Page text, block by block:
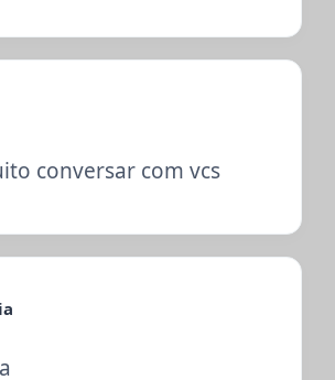
conversar com vcs